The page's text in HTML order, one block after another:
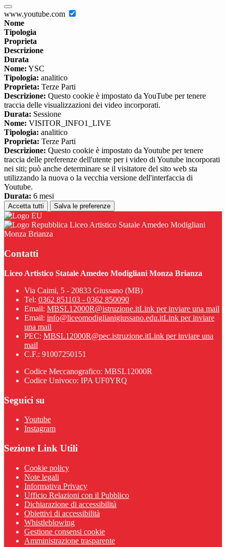
www.youtube.com
Nome
Tipologia
Proprieta
Descrizione
Durata
Nome: YSC
Tipologia: analitico
Proprieta: Terze Parti
Descrizione: Questo cookie è impostato da YouTube per tenere
traccia delle visualizzazioni dei video incorporati.
Durata: Sessione
Nome: VISITOR_INFO1_LIVE
Tipologia: analitico
Proprieta: Terze Parti
Descrizione: Questo cookie è impostato da Youtube per tenere
traccia delle preferenze dell'utente per i video di Youtube incorporati
nei siti; può anche determinare se il visitatore del sito web sta
utilizzando la nuova o la vecchia versione dell'interfaccia di
Youtube.
Durata: 6 mesi
Accetta tutti Salva le preferenze
Liceo Artistico Statale Amedeo Modigliani
Monza Brianza
Contatti
Liceo Artistico Statale Amedeo Modigliani Monza Brianza
Via Caimi, 5 - 20833 Giussano (MB)
Tel: 0362 851103 - 0362 850090
Email: MBSL12000R@istruzione.itLink per inviare una mail
Email: info@liceomodiglianigiussano.edu.itLink per inviare
una mail
PEC: MBSL12000R@pec.istruzione.itLink per inviare una
mail
C.F.: 91007250151
Codice Meccanografico: MBSL12000R
Codice Univoco: IPA UF0YRQ
Seguici su
Youtube
Instagram
Sezione Link Utili
Cookie policy
Note legali
Informativa Privacy
Ufficio Relazioni con il Pubblico
Dichiarazione di accessibilità
Obiettivi di accessibilità
Whistleblowing
Gestione consensi cookie
Amministrazione trasparente